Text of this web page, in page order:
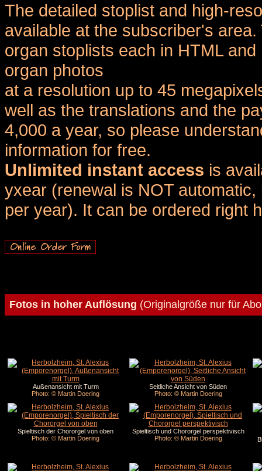
The detailed stoplist and high-
available at the subscriber's
organ stoplists each in HTML
organ photos
at a resolution up to 45
well as the translations and the
4,000 a year, so please
information for free.
Unlimited instant access is
yxear (renewal is NOT
per year). It can be ordered right
Fotos in hoher Auflösung (Originalgröße nur für
Außenansicht mit Turm
Photo: © Martin Doering
Seitliche Ansicht von Süden
Photo: © Martin Doering
Spieltisch der Chororgel von oben
Photo: © Martin Doering
Spieltisch und Chororgel perspektivisch
Photo: © Martin Doering